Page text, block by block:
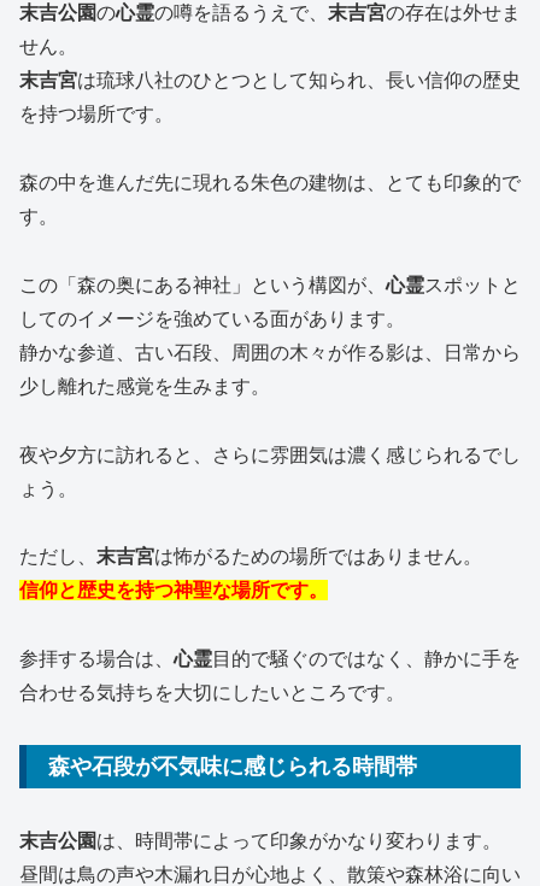
末吉公園の心霊の噂を語るうえで、 末吉宮の存在は外せま
せん。
末吉宮は琉球八社のひとつとして知られ、長い信仰の歴史
を持つ場所です。
森の中を進んだ先に現れる朱色の建物は、とても印象的で
す。
この「森の奥にある神社」という構図が、心霊スポットと
してのイメージを強めている面があります。
静かな参道、古い石段、周囲の木々が作る影は、日常から
少し離れた感覚を生みます。
夜や夕方に訪れると、さらに雰囲気は濃く感じられるでし
ょう。
ただし、 末吉宮は怖がるための場所ではありません。
信仰と歴史を持つ神聖な場所です。
参拝する場合は、心霊目的で騒ぐのではなく、静かに手を
合わせる気持ちを大切にしたいところです。
森や石段が不気味に感じられる時間帯
末吉公園は、時間帯によって印象がかなり変わります。
昼間は鳥の声や木漏れ日が心地よく、散策や森林浴に向い